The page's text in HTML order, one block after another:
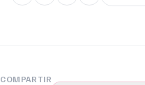
COMPARTIR